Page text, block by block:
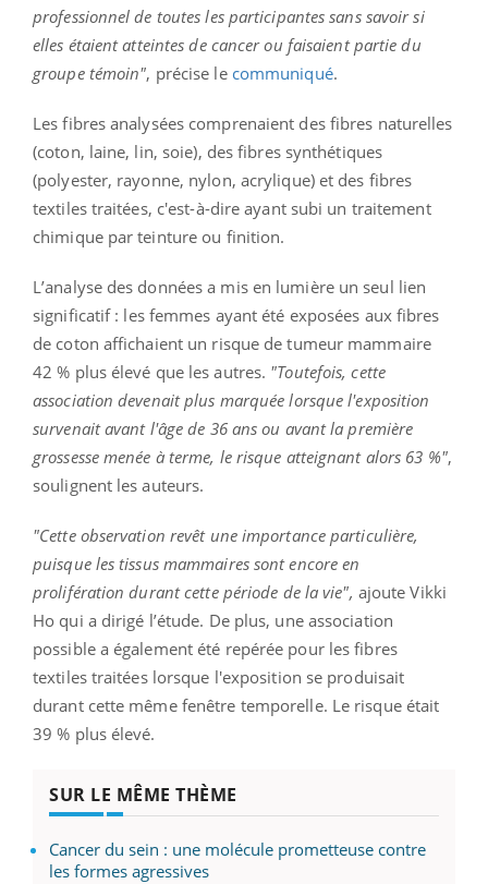
professionnel de toutes les participantes sans savoir si
elles étaient atteintes de cancer ou faisaient partie du
groupe témoin", précise le communiqué.
Les fibres analysées comprenaient des fibres naturelles
(coton, laine, lin, soie), des fibres synthétiques
(polyester, rayonne, nylon, acrylique) et des fibres
textiles traitées, c'est-à-dire ayant subi un traitement
chimique par teinture ou finition.
L’analyse des données a mis en lumière un seul lien
significatif : les femmes ayant été exposées aux fibres
de coton affichaient un risque de tumeur mammaire
42 % plus élevé que les autres. "Toutefois, cette
association devenait plus marquée lorsque l'exposition
survenait avant l'âge de 36 ans ou avant la première
grossesse menée à terme, le risque atteignant alors 63 %",
soulignent les auteurs.
"Cette observation revêt une importance particulière,
puisque les tissus mammaires sont encore en
prolifération durant cette période de la vie", ajoute Vikki
Ho qui a dirigé l’étude. De plus, une association
possible a également été repérée pour les fibres
textiles traitées lorsque l'exposition se produisait
durant cette même fenêtre temporelle. Le risque était
39 % plus élevé.
SUR LE MÊME THÈME
Cancer du sein : une molécule prometteuse contre
les formes agressives